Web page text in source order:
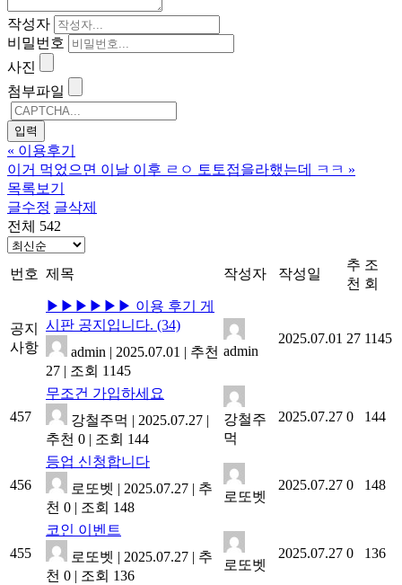
작성자
비밀번호
사진
첨부파일
« 이용후기
이거 먹었으면 이날 이후 ㄹㅇ 토토접을라했는데 ㅋㅋ »
목록보기
글수정 글삭제
전체 542
번호 제목 작성자 작성일
추
천
조
회
공지
사항
▶▶▶▶▶▶ 이용 후기 게
시판 공지입니다. (34)
admin | 2025.07.01 | 추천
27 | 조회 1145
admin
2025.07.01 27 1145
457
무조건 가입하세요
강철주먹 | 2025.07.27 |
추천 0 | 조회 144
강철주
먹
2025.07.27 0 144
456
등업 신청합니다
로또벳 | 2025.07.27 | 추
천 0 | 조회 148
로또벳
2025.07.27 0 148
455
코인 이벤트
로또벳 | 2025.07.27 | 추
천 0 | 조회 136
로또벳
2025.07.27 0 136